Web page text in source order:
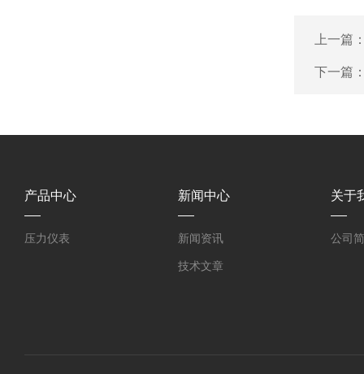
上一篇
下一篇
产品中心
压力仪表
新闻中心
新闻资讯
技术文章
关于
公司